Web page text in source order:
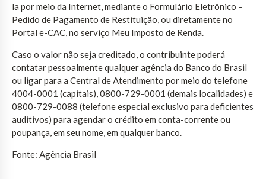
la por meio da Internet, mediante o Formulário Eletrônico –
Pedido de Pagamento de Restituição, ou diretamente no
Portal e-CAC, no serviço Meu Imposto de Renda.
Caso o valor não seja creditado, o contribuinte poderá
contatar pessoalmente qualquer agência do Banco do Brasil
ou ligar para a Central de Atendimento por meio do telefone
4004-0001 (capitais), 0800-729-0001 (demais localidades) e
0800-729-0088 (telefone especial exclusivo para deficientes
auditivos) para agendar o crédito em conta-corrente ou
poupança, em seu nome, em qualquer banco.
Fonte: Agência Brasil